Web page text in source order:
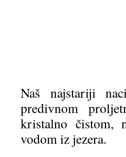
Naš najstariji
predivnom
kristalno čistom,
vodom iz jezera.